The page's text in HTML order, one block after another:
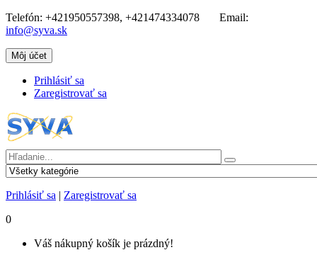
Telefón: +421950557398, +421474334078 Email:
info@syva.sk
Môj účet
Prihlásiť sa
Zaregistrovať sa
Prihlásiť sa | Zaregistrovať sa
0
Váš nákupný košík je prázdný!